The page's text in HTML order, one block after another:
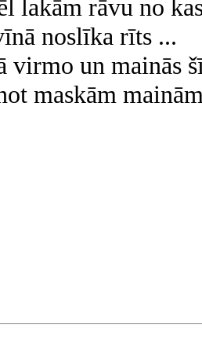
lakām rāvu no
noslīka rīts ...
virmo un mainās
maskām